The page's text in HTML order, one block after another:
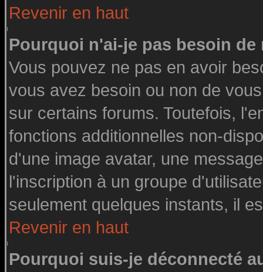
Revenir en haut
Pourquoi n'ai-je pas besoin
Vous pouvez ne pas en avoir
vous avez besoin ou non de
sur certains forums. Toutefois,
fonctions additionnelles non-
d'une image avatar, une
l'inscription à un groupe
seulement quelques instants, il
Revenir en haut
Pourquoi suis-je déconnecté